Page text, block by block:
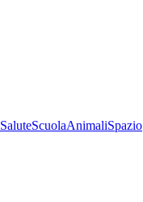
SaluteScuolaAnimaliSpazio